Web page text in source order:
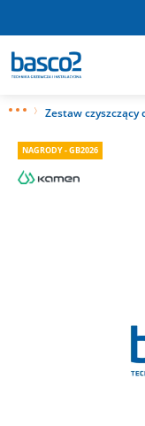
Zestaw czyszczący
NAGRODY - GB2026